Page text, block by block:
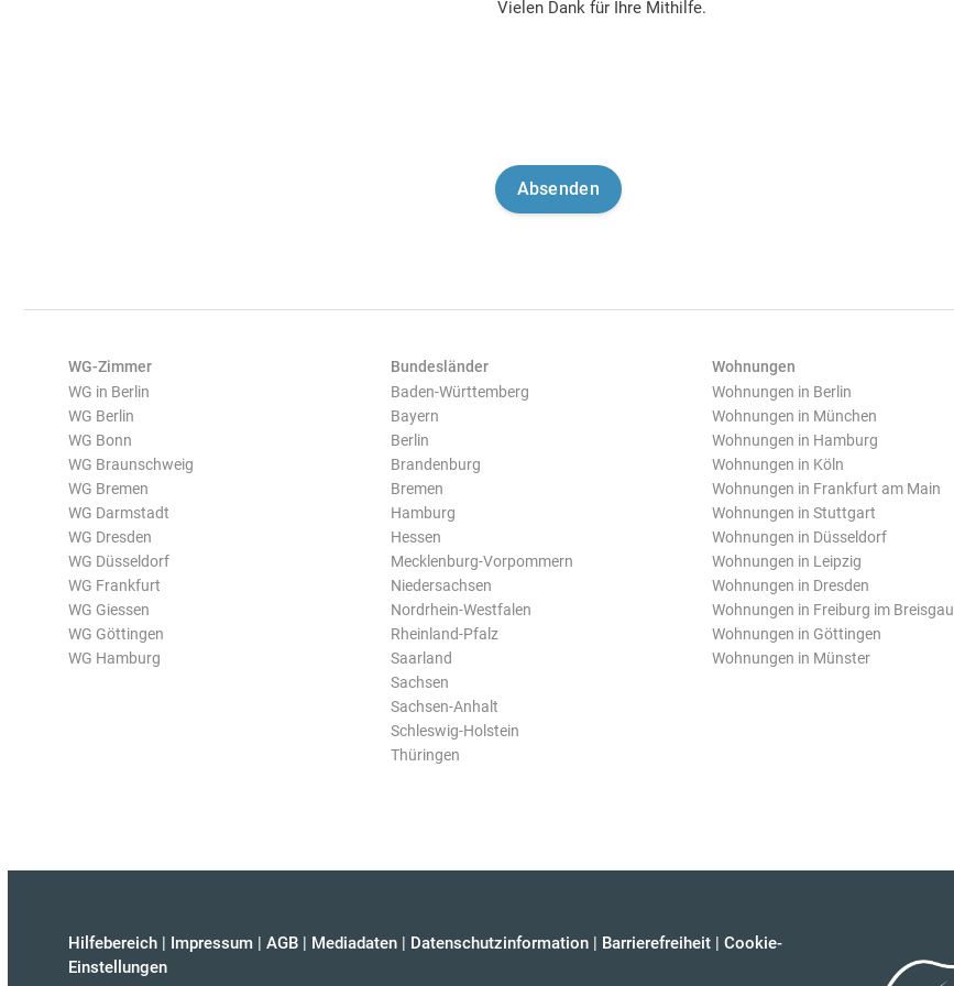
Vielen Dank für Ihre Mithilfe.
WG-Zimmer
WG in Berlin
WG Berlin
WG Bonn
WG Braunschweig
WG Bremen
WG Darmstadt
WG Dresden
WG Düsseldorf
WG Frankfurt
WG Giessen
WG Göttingen
WG Hamburg
Bundesländer
Baden-Württemberg
Bayern
Berlin
Brandenburg
Bremen
Hamburg
Hessen
Mecklenburg-Vorpommern
Niedersachsen
Nordrhein-Westfalen
Rheinland-Pfalz
Saarland
Sachsen
Sachsen-Anhalt
Schleswig-Holstein
Thüringen
Wohnungen
Wohnungen in Berlin
Wohnungen in München
Wohnungen in Hamburg
Wohnungen in Köln
Wohnungen in Frankfurt am Main
Wohnungen in Stuttgart
Wohnungen in Düsseldorf
Wohnungen in Leipzig
Wohnungen in Dresden
Wohnungen in Freiburg im Breisgau
Wohnungen in Göttingen
Wohnungen in Münster
Hilfebereich | Impressum | AGB | Mediadaten | Datenschutzinformation | Barrierefreiheit | Cookie-
Einstellungen